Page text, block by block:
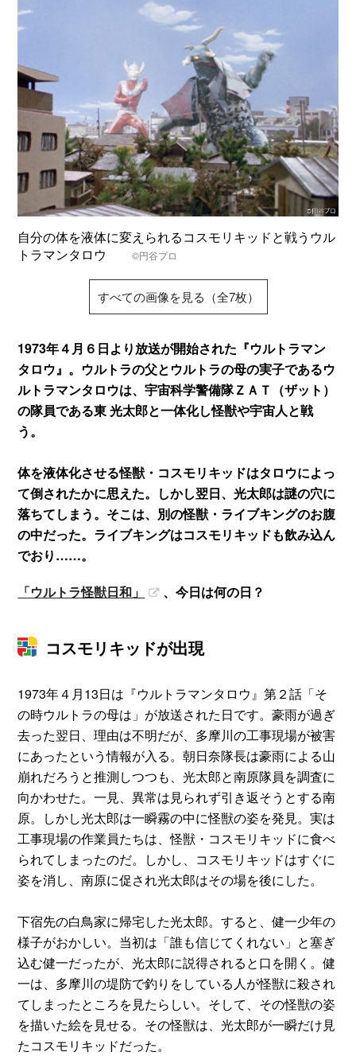
自分の体を液体に変えられるコスモリキッドと戦うウル
トラマンタロウ©円谷プロ
すべての画像を見る（全7枚）
1973年４月６日より放送が開始された『ウルトラマン
タロウ』。ウルトラの父とウルトラの母の実子であるウ
ルトラマンタロウは、宇宙科学警備隊ＺＡＴ（ザット）
の隊員である東 光太郎と一体化し怪獣や宇宙人と戦
う。
体を液体化させる怪獣・コスモリキッドはタロウによっ
て倒されたかに思えた。しかし翌日、光太郎は謎の穴に
落ちてしまう。そこは、別の怪獣・ライブキングのお腹
の中だった。ライブキングはコスモリキッドも飲み込ん
でおり……。
「ウルトラ怪獣日和」
、今日は何の日？
コスモリキッドが出現
1973年４月13日は『ウルトラマンタロウ』第２話「そ
の時ウルトラの母は」が放送された日です。豪雨が過ぎ
去った翌日、理由は不明だが、多摩川の工事現場が被害
にあったという情報が入る。朝日奈隊長は豪雨による山
崩れだろうと推測しつつも、光太郎と南原隊員を調査に
向かわせた。一見、異常は見られず引き返そうとする南
原。しかし光太郎は一瞬霧の中に怪獣の姿を発見。実は
工事現場の作業員たちは、怪獣・コスモリキッドに食べ
られてしまったのだ。しかし、コスモリキッドはすぐに
姿を消し、南原に促され光太郎はその場を後にした。
下宿先の白鳥家に帰宅した光太郎。すると、健一少年の
様子がおかしい。当初は「誰も信じてくれない」と塞ぎ
込む健一だったが、光太郎に説得されると口を開く。健
一は、多摩川の堤防で釣りをしている人が怪獣に殺され
てしまったところを見たらしい。そして、その怪獣の姿
を描いた絵を見せる。その怪獣は、光太郎が一瞬だけ見
たコスモリキッドだった。